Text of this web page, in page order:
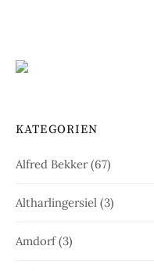
KATEGORIEN
Alfred Bekker(67)
Altharlingersiel (3)
Amdorf(3)